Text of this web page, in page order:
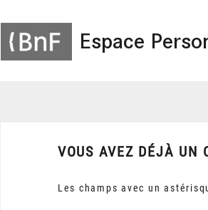
Espace
VOUS AVEZ DÉJÀ UN
Les champs avec un